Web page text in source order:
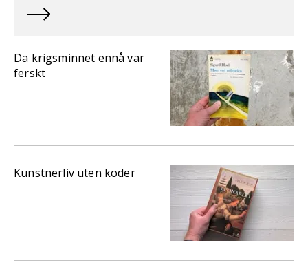
Da krigsminnet ennå var
ferskt
Kunstnerliv uten koder